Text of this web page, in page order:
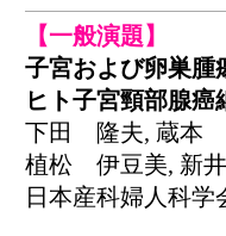
【一般演題】
子宮および卵巣腫
ヒト子宮頸部腺
下田 隆夫, 蔵本
植松 伊豆美, 新
日本産科婦人科学